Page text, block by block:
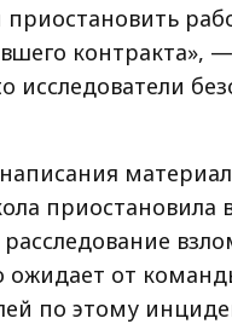
приостановить
контракта»,
исследователи
приостановила
ожидает от
по этому